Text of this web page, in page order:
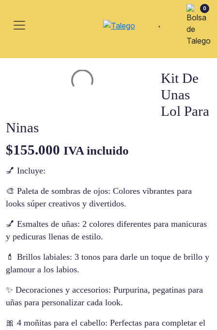
0
Kit De
Unas
Lol Para
Ninas
$155.000 IVA incluido
💅 Incluye:
🎨 Paleta de sombras de ojos: Colores vibrantes para
looks súper creativos y divertidos.
💅 Esmaltes de uñas: 2 colores diferentes para manicuras
y pedicuras llenas de estilo.
💄 Brillos labiales: 3 tonos para darle un toque de brillo y
glamour a los labios.
✨ Decoraciones y accesorios: Purpurina, pegatinas para
uñas para personalizar cada look.
🎀 4 moñitas para el cabello: Perfectas para completar el